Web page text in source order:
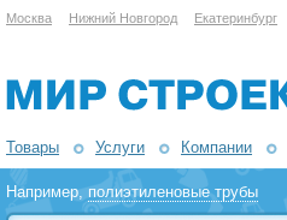
Москва Нижний Новгород Екатеринбург
Товары Услуги Компании
Например,полиэтиленовые трубы